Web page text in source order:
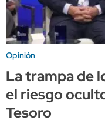
Opinión
La trampa de
el riesgo
Tesoro